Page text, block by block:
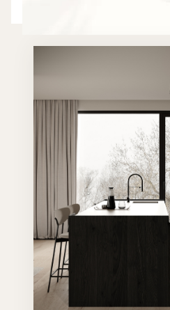
mesure parfaitement intégrée
intérieur capable de séduire